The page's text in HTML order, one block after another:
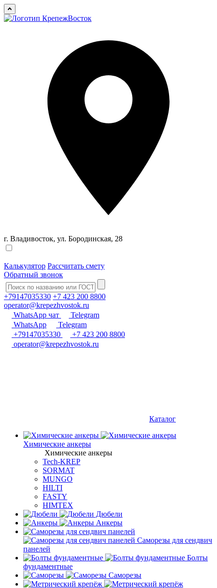
г. Владивосток, ул. Бородинская, 28
Калькулятор Рассчитать смету
Обратный звонок
+79147035330 +7 423 200 8800
operator@krepezhvostok.ru
WhatsApp чат
Telegram
WhatsApp
Telegram
+79147035330
+7 423 200 8800
operator@krepezhvostok.ru
Каталог
Химические анкеры
Химические анкеры
Tech-KREP
SORMAT
MUNGO
HILTI
FASTY
HIMTEX
Дюбели
Анкеры
Саморезы для сендвич
панелей
Болты
фундаментные
Саморезы